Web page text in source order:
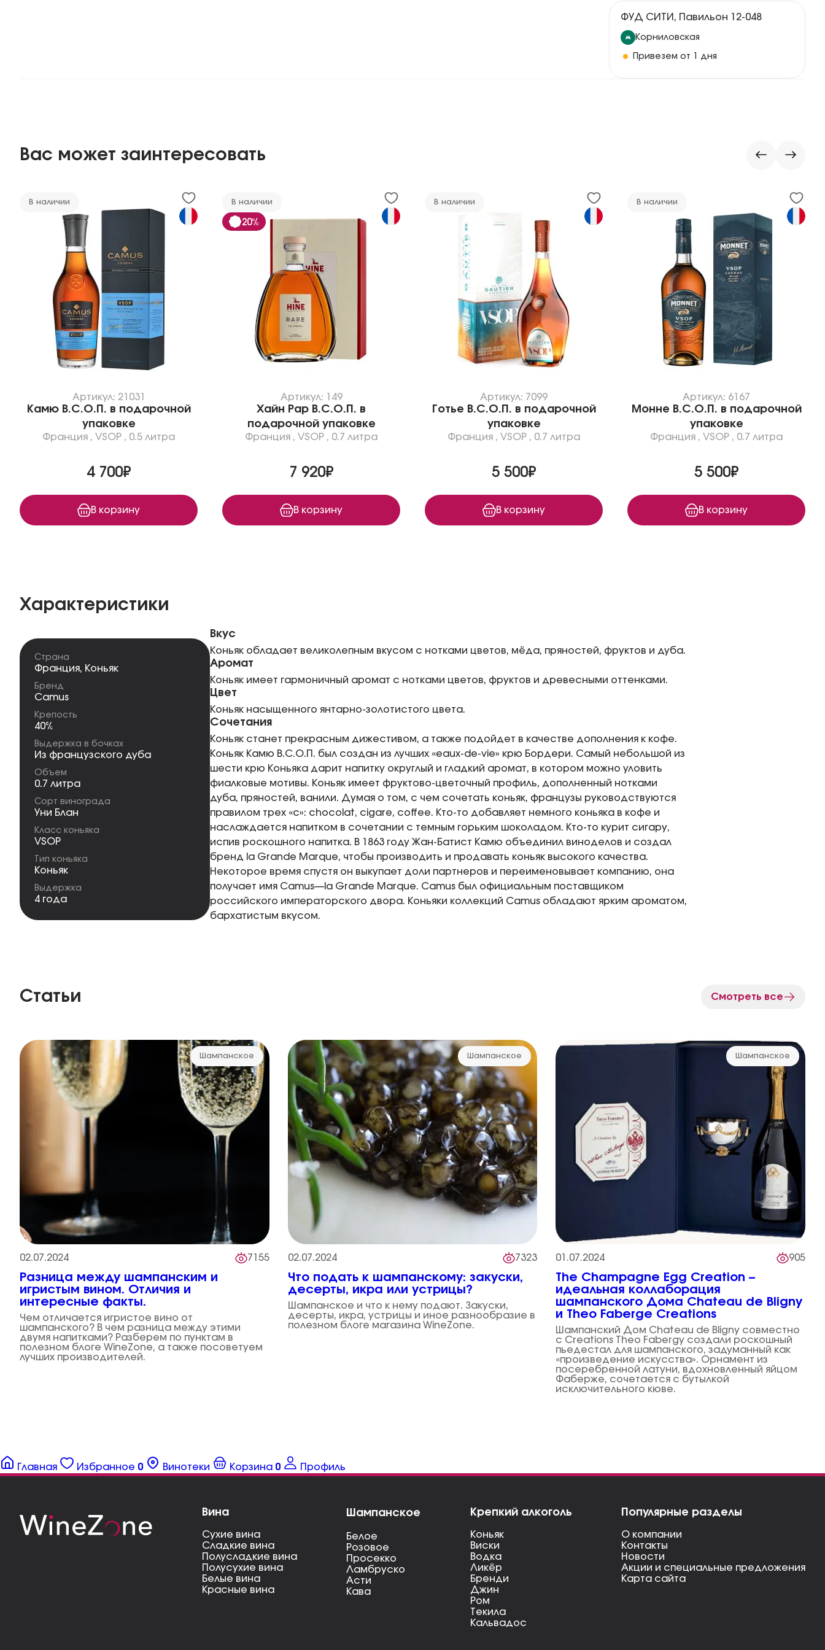
ФУД СИТИ, Павильон 12-048
Корниловская
Привезем от 1 дня
Вас может заинтересовать
В наличии
Артикул: 21031
Камю В.С.О.П. в подарочной
упаковке
Франция , VSOP , 0.5 литра
4 700₽
В корзину
В наличии
20%
Артикул: 149
Хайн Рар В.С.О.П. в
подарочной упаковке
Франция , VSOP , 0.7 литра
7 920₽
В корзину
В наличии
Артикул: 7099
Готье В.С.О.П. в подарочной
упаковке
Франция , VSOP , 0.7 литра
5 500₽
В корзину
В наличии
Артикул: 6167
Монне В.С.О.П. в подарочной
упаковке
Франция , VSOP , 0.7 литра
5 500₽
В корзину
Характеристики
Страна
Франция, Коньяк
Бренд
Camus
Крепость
40%
Выдержка в бочках
Из французского дуба
Объем
0.7 литра
Сорт винограда
Уни Блан
Класс коньяка
VSOP
Тип коньяка
Коньяк
Выдержка
4 года
Вкус
Коньяк обладает великолепным вкусом с нотками цветов, мёда, пряностей, фруктов и дуба.
Аромат
Коньяк имеет гармоничный аромат с нотками цветов, фруктов и древесными оттенками.
Цвет
Коньяк насыщенного янтарно-золотистого цвета.
Сочетания
Коньяк станет прекрасным дижестивом, а также подойдет в качестве дополнения к кофе.
Коньяк Камю В.С.О.П. был создан из лучших «eaux-de-vie» крю Бордери. Самый небольшой из
шести крю Коньяка дарит напитку округлый и гладкий аромат, в котором можно уловить
фиалковые мотивы. Коньяк имеет фруктово-цветочный профиль, дополненный нотками
дуба, пряностей, ванили. Думая о том, с чем сочетать коньяк, французы руководствуются
правилом трех «с»: chocolat, сigare, coffee. Кто-то добавляет немного коньяка в кофе и
наслаждается напитком в сочетании с темным горьким шоколадом. Кто-то курит сигару,
испив роскошного напитка. В 1863 году Жан-Батист Камю объединил виноделов и создал
бренд la Grande Marque, чтобы производить и продавать коньяк высокого качества.
Некоторое время спустя он выкупает доли партнеров и переименовывает компанию, она
получает имя Camus—la Grande Marque. Camus был официальным поставщиком
российского императорского двора. Коньяки коллекций Camus обладают ярким ароматом,
бархатистым вкусом.
Статьи Смотреть все
Шампанское
02.07.2024 7155
Разница между шампанским и
игристым вином. Отличия и
интересные факты.
Чем отличается игристое вино от
шампанского? В чем разница между этими
двумя напитками? Разберем по пунктам в
полезном блоге WineZone, а также посоветуем
лучших производителей.
Шампанское
02.07.2024 7323
Что подать к шампанскому: закуски,
десерты, икра или устрицы?
Шампанское и что к нему подают. Закуски,
десерты, икра, устрицы и иное разнообразие в
полезном блоге магазина WineZone.
Шампанское
01.07.2024 905
The Champagne Egg Creation –
идеальная коллаборация
шампанского Дома Chateau de Bligny
и Theo Faberge Creations
Шампанский Дом Chateau de Bligny совместно
с Creations Theo Fabergу создали роскошный
пьедестал для шампанского, задуманный как
«произведение искусства». Орнамент из
посеребренной латуни, вдохновленный яйцом
Фаберже, сочетается с бутылкой
исключительного кюве.
Главная Избранное 0 Винотеки Корзина 0 Профиль
Вина
Сухие вина
Сладкие вина
Полусладкие вина
Полусухие вина
Белые вина
Красные вина
Шампанское
Белое
Розовое
Просекко
Ламбруско
Асти
Кава
Крепкий алкоголь
Коньяк
Виски
Водка
Ликёр
Бренди
Джин
Ром
Текила
Кальвадос
Популярные разделы
О компании
Контакты
Новости
Акции и специальные предложения
Карта сайта